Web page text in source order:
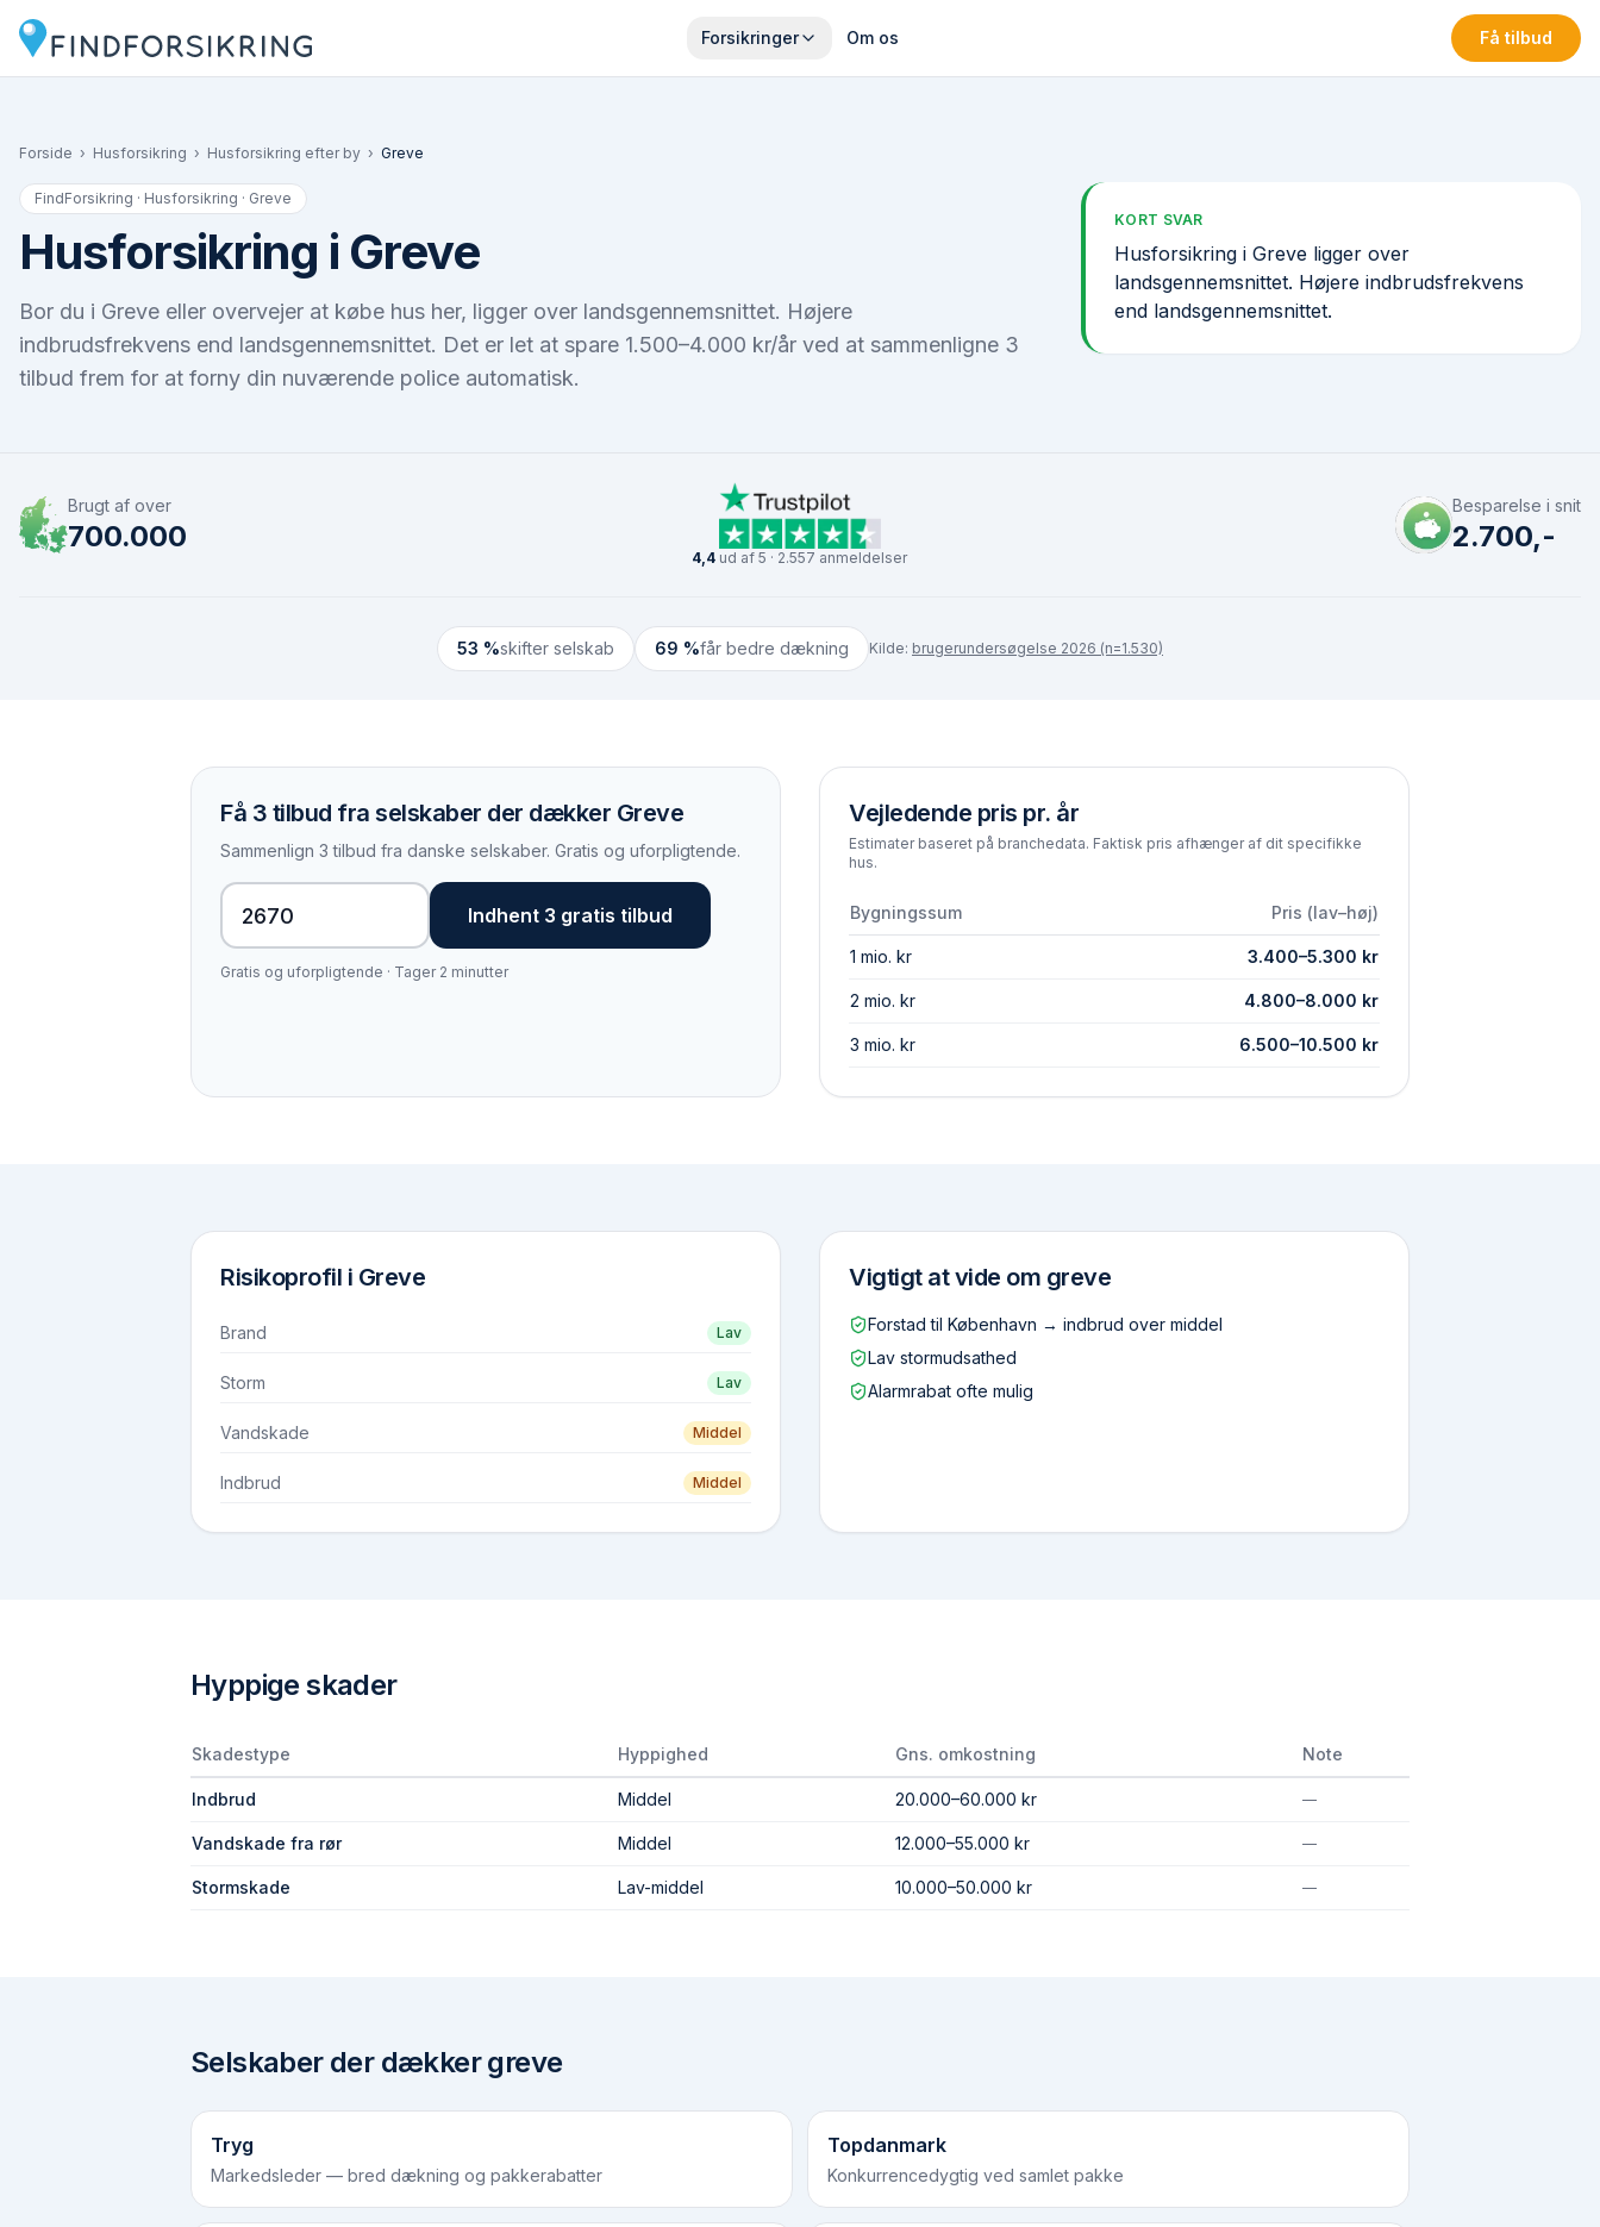
Forsikringer Om os Få tilbud
Forside › Husforsikring › Husforsikring efter by › Greve
FindForsikring · Husforsikring · Greve
Husforsikring i Greve
Bor du i Greve eller overvejer at købe hus her, ligger over landsgennemsnittet. Højere
indbrudsfrekvens end landsgennemsnittet. Det er let at spare 1.500–4.000 kr/år ved at sammenligne 3
tilbud frem for at forny din nuværende police automatisk.
KORT SVAR
Husforsikring i Greve ligger over
landsgennemsnittet. Højere indbrudsfrekvens
end landsgennemsnittet.
Brugt af over
700.000
4,4 ud af 5 · 2.557 anmeldelser
Besparelse i snit
2.700,-
53 %skifter selskab 69 %får bedre dækning Kilde: brugerundersøgelse 2026 (n=1.530)
Få 3 tilbud fra selskaber der dækker Greve
Sammenlign 3 tilbud fra danske selskaber. Gratis og uforpligtende.
Indhent 3 gratis tilbud
Gratis og uforpligtende · Tager 2 minutter
Vejledende pris pr. år
Estimater baseret på branchedata. Faktisk pris afhænger af dit specifikke
hus.
Bygningssum Pris (lav–høj)
1 mio. kr 3.400–5.300 kr
2 mio. kr 4.800–8.000 kr
3 mio. kr 6.500–10.500 kr
Risikoprofil i Greve
Brand Lav
Storm Lav
Vandskade Middel
Indbrud Middel
Vigtigt at vide om greve
Forstad til København → indbrud over middel
Lav stormudsathed
Alarmrabat ofte mulig
Hyppige skader
Skadestype Hyppighed Gns. omkostning Note
Indbrud Middel 20.000–60.000 kr —
Vandskade fra rør Middel 12.000–55.000 kr —
Stormskade Lav-middel 10.000–50.000 kr —
Selskaber der dækkergreve
Tryg
Markedsleder — bred dækning og pakkerabatter
Topdanmark
Konkurrencedygtig ved samlet pakke